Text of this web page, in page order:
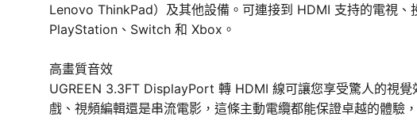
Lenovo ThinkPad）及其他設備。可連接到 HDMI 支持的電視
PlayStation、Switch 和 Xbox。
高畫質音效
UGREEN 3.3FT DisplayPort 轉 HDMI 線可讓您享受驚人的視
戲、視頻編輯還是串流電影，這條主動電纜都能保證卓越的體驗